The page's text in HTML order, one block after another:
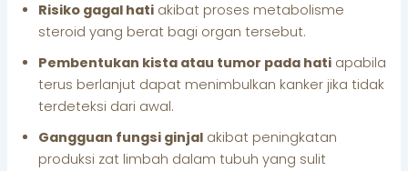
Risiko gagal hati akibat proses metabolisme
steroid yang berat bagi organ tersebut.
Pembentukan kista atau tumor pada hati apabila
terus berlanjut dapat menimbulkan kanker jika tidak
terdeteksi dari awal.
Gangguan fungsi ginjal akibat peningkatan
produksi zat limbah dalam tubuh yang sulit